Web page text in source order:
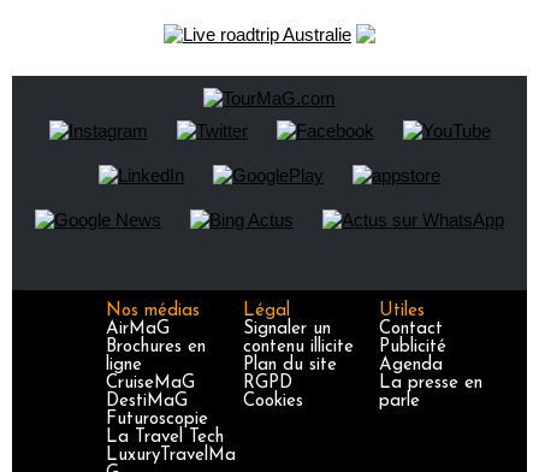
Nos médias
AirMaG
Brochures en
ligne
CruiseMaG
DestiMaG
Futuroscopie
La Travel Tech
LuxuryTravelMa
Légal
Signaler un
contenu illicite
Plan du site
RGPD
Cookies
Utiles
Contact
Publicité
Agenda
La presse en
parle